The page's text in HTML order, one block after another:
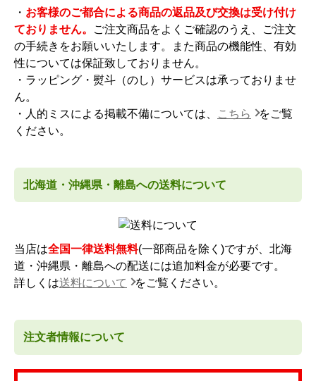
・ お客様のご都合による商品の返品及び交換は受け付け
ておりません。
ご注文商品をよくご確認のうえ、ご注文
の手続きをお願いいたします。また商品の機能性、有効
性については保証致しておりません。
・ラッピング・熨斗（のし）サービスは承っておりませ
ん。
・人的ミスによる掲載不備については、
こちら
をご覧
ください。
北海道・沖縄県・離島への送料について
当店は全国一律送料無料(一部商品を除く)ですが、北海
道・沖縄県・離島への配送には追加料金が必要です。
詳しくは送料について をご覧ください。
注文者情報について